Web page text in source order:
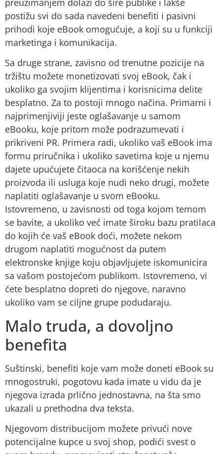
preuzimanjem dolazi do šire publike i lakše
postižu svi do sada navedeni benefiti i pasivni
prihodi koje eBook omogućuje, a koji su u funkciji
marketinga i komunikacija.
Sa druge strane, zavisno od trenutne pozicije na
tržištu možete monetizovati svoj eBook, čak i
ukoliko ga svojim klijentima i korisnicima delite
besplatno. Za to postoji mnogo načina. Primarni i
najprimenjiviji jeste oglašavanje u samom
eBooku, koje pritom može podrazumevati i
prikriveni PR. Primera radi, ukoliko vaš eBook ima
formu priručnika i ukoliko savetima koje u njemu
dajete upućujete čitaoca na korišćenje nekih
proizvoda ili usluga koje nudi neko drugi, možete
naplatiti oglašavanje u svom eBooku.
Istovremeno, u zavisnosti od toga kojom temom
se bavite, a ukoliko već imate široku bazu pratilaca
do kojih će vaš eBook doći, možete nekom
drugom naplatiti mogućnost da putem
elektronske knjige koju objavljujete iskomunicira
sa vašom postojećom publikom. Istovremeno, vi
ćete besplatno dopreti do njegove, naravno
ukoliko vam se ciljne grupe podudaraju.
Malo truda, a dovoljno
benefita
Suštinski, benefiti koje vam može doneti eBook su
mnogostruki, pogotovu kada imate u vidu da je
njegova izrada prlično jednostavna, na šta smo
ukazali u prethodna dva teksta.
Njegovom distribucijom možete privući nove
potencijalne kupce u svoj shop, podići svest o